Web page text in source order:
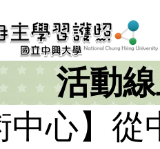
活動
中心】